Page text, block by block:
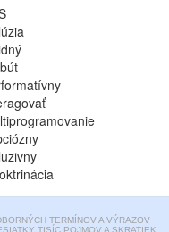
TERMÍNOV A VÝRAZOV
TISÍC POJMOV A SKRATIEK.